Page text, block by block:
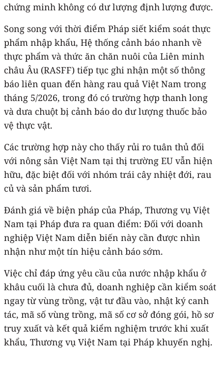
chứng minh không có dư lượng định lượng được.
Song song với thời điểm Pháp siết kiểm soát thực
phẩm nhập khẩu, Hệ thống cảnh báo nhanh về
thực phẩm và thức ăn chăn nuôi của Liên minh
châu Âu (RASFF) tiếp tục ghi nhận một số thông
báo liên quan đến hàng rau quả Việt Nam trong
tháng 5/2026, trong đó có trường hợp thanh long
và dưa chuột bị cảnh báo do dư lượng thuốc bảo
vệ thực vật.
Các trường hợp này cho thấy rủi ro tuân thủ đối
với nông sản Việt Nam tại thị trường EU vẫn hiện
hữu, đặc biệt đối với nhóm trái cây nhiệt đới, rau
củ và sản phẩm tươi.
Đánh giá về biện pháp của Pháp, Thương vụ Việt
Nam tại Pháp đưa ra quan điểm: Đối với doanh
nghiệp Việt Nam diễn biến này cần được nhìn
nhận như một tín hiệu cảnh báo sớm.
Việc chỉ đáp ứng yêu cầu của nước nhập khẩu ở
khâu cuối là chưa đủ, doanh nghiệp cần kiểm soát
ngay từ vùng trồng, vật tư đầu vào, nhật ký canh
tác, mã số vùng trồng, mã số cơ sở đóng gói, hồ sơ
truy xuất và kết quả kiểm nghiệm trước khi xuất
khẩu, Thương vụ Việt Nam tại Pháp khuyến nghị.